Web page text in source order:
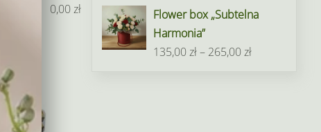
0,00zł
179,00 zł
cen:
65,00 zł
Flower box „Subtelna
Harmonia”
135,00zł– 265,00złZakres